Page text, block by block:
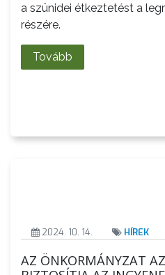
KÖRNYEZETVÉDELEM
TELEPÜLÉSRENDEZÉS
a szünidei étkeztetést a
részére.
Tovább
2024. 10. 14. HÍREK
AZ ÖNKORMÁNYZAT